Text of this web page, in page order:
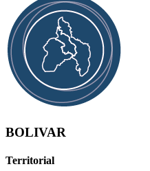
BOLIVAR
Territorial